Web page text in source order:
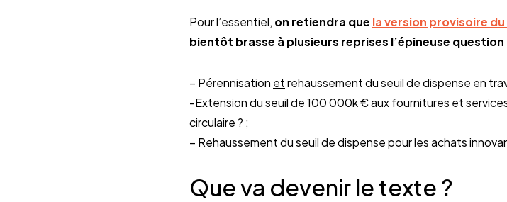
Pour l’essentiel, on retiendra que la version provisoire
bientôt brasse à plusieurs reprises l’épineuse question
– Pérennisation etrehaussement du seuil de dispense en
-Extension du seuil de 100 000k € aux fournitures et
circulaire ? ;
– Rehaussement du seuil de dispense pour les achats
Que va devenir le texte ?